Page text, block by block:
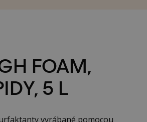
FOAM,
5 L
vyrábané pomocou